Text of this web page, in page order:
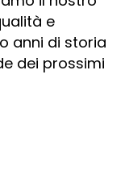
e
anni di storia
dei prossimi